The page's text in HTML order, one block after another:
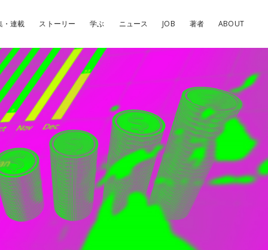
・連載 ストーリー 学ぶ ニュース JOB 著者 ABOUT